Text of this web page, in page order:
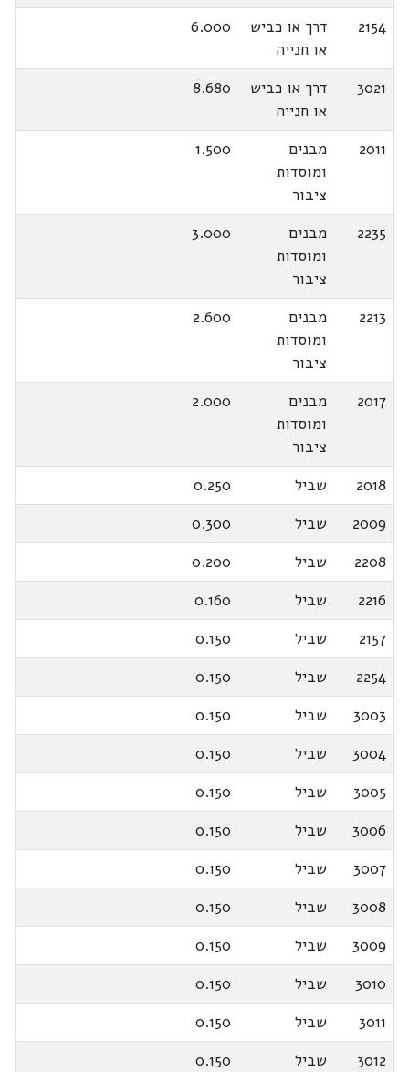
2154
דרך או כביש
או חנייה
6.000
3021
דרך או כביש
או חנייה
8.680
2011
מבנים
ומוסדות
ציבור
1.500
2235
מבנים
ומוסדות
ציבור
3.000
2213
מבנים
ומוסדות
ציבור
2.600
2017
מבנים
ומוסדות
ציבור
2.000
2018 שביל
0.250
2009
שביל
0.300
2208
שביל
0.200
2216
שביל
0.160
2157
שביל
0.150
2254
שביל
0.150
3003
שביל
0.150
3004
שביל
0.150
3005
שביל
0.150
3006
שביל
0.150
3007
שביל
0.150
3008
שביל
0.150
3009
שביל
0.150
3010
שביל
0.150
3011
שביל
0.150
3012
שביל
0.150